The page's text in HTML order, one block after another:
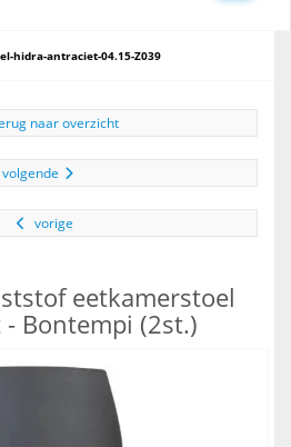
hidra-antraciet-04.15-Z039
naar overzicht
volgende
vorige
eetkamerstoel
Bontempi (2st.)